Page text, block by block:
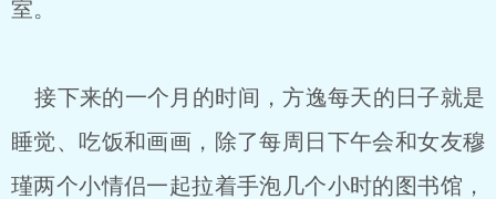
室。
接下来的一个月的时间，方逸每天的日子就是
睡觉、吃饭和画画，除了每周日下午会和女友穆
瑾两个小情侣一起拉着手泡几个小时的图书馆，